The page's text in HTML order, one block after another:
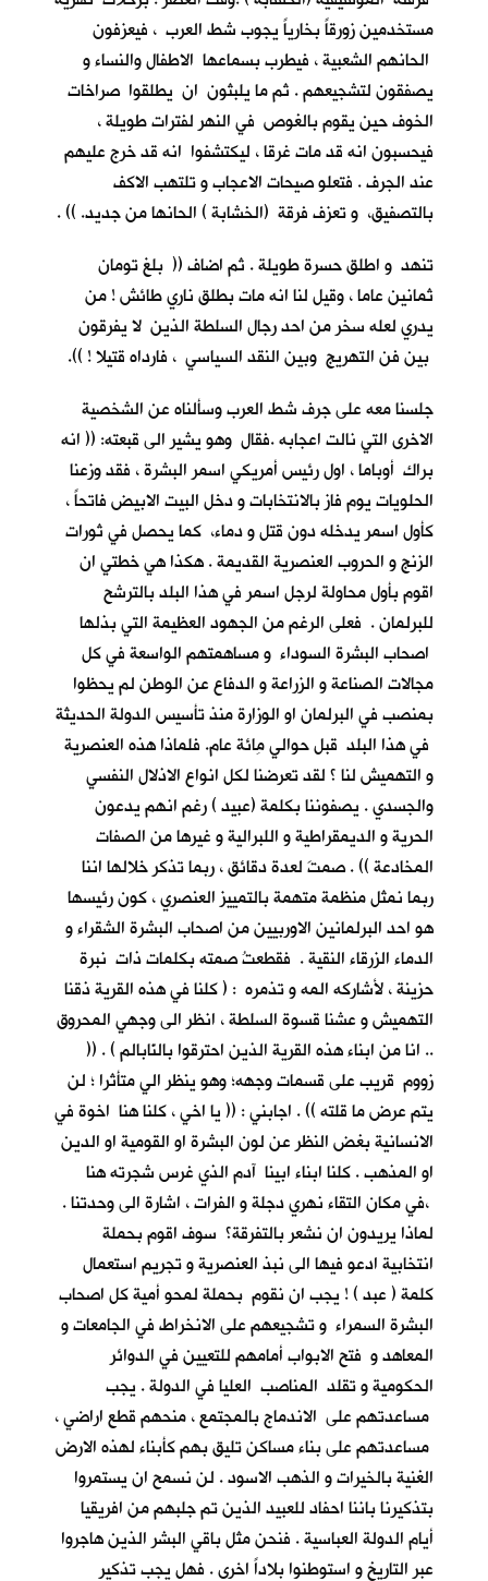
مستخدمين زورقاً بخارياً يجوب شط العرب ، فيعزفون
الحانهم الشعبية ، فيطرب بسماعها الاطفال والنساء و
يصفقون لتشجيعهم . ثم ما يلبثون ان يطلقوا صراخات
الخوف حين يقوم بالغوص في النهر لفترات طويلة ،
فيحسبون انه قد مات غرقا ، ليكتشفوا انه قد خرج عليهم
عند الجرف . فتعلو صيحات الاعجاب و تلتهب الاكف
بالتصفيق، و تعزف فرقة (الخشابة ) الحانها من جديد. )) .
تنهد و اطلق حسرة طويلة . ثم اضاف (( بلغ تومان
ثمانين عاما ، وقيل لنا انه مات بطلق ناري طائش ! من
يدري لعله سخر من احد رجال السلطة الذين لا يفرقون
بين فن التهريج وبين النقد السياسي ، فارداه قتيلا ! )).
جلسنا معه على جرف شط العرب وسألناه عن الشخصية
الاخرى التي نالت اعجابه .فقال وهو يشير الى قبعته: (( انه
براك أوباما ، اول رئيس أمريكي اسمر البشرة ، فقد وزعنا
الحلويات يوم فاز بالانتخابات و دخل البيت الابيض فاتحاً ،
كأول اسمر يدخله دون قتل و دماء، كما يحصل في ثورات
الزنج و الحروب العنصرية القديمة . هكذا هي خطتي ان
اقوم بأول محاولة لرجل اسمر في هذا البلد بالترشح
للبرلمان . فعلى الرغم من الجهود العظيمة التي بذلها
اصحاب البشرة السوداء و مساهمتهم الواسعة في كل
مجالات الصناعة و الزراعة و الدفاع عن الوطن لم يحظوا
بمنصب في البرلمان او الوزارة منذ تأسيس الدولة الحديثة
في هذا البلد قبل حوالي مِائة عام. فلماذا هذه العنصرية
و التهميش لنا ؟ لقد تعرضنا لكل انواع الاذلال النفسي
والجسدي . يصفوننا بكلمة (عبيد ) رغم انهم يدعون
الحرية و الديمقراطية و اللبرالية و غيرها من الصفات
المخادعة )) . صمتَ لعدة دقائق ، ربما تذكر خلالها اننا
ربما نمثل منظمة متهمة بالتمييز العنصري ، كون رئيسها
هو احد البرلمانين الاوربيين من اصحاب البشرة الشقراء و
الدماء الزرقاء النقية . فقطعتُ صمته بكلمات ذات نبرة
حزينة ، لأشاركه المه و تذمره : ( كلنا في هذه القرية ذقنا
التهميش و عشنا قسوة السلطة ، انظر الى وجهي المحروق
.. انا من ابناء هذه القرية الذين احترقوا بالنّابالم ) . ((
زووم قريب على قسمات وجهه؛ وهو ينظر الي متأثرا ؛ لن
يتم عرض ما قلته )) . اجابني : (( يا اخي ، كلنا هنا اخوة في
الانسانية بغض النظر عن لون البشرة او القومية او الدين
او المذهب . كلنا ابناء ابينا آدم الذي غرس شجرته هنا
،في مكان التقاء نهري دجلة و الفرات ، اشارة الى وحدتنا .
لماذا يريدون ان نشعر بالتفرقة؟ سوف اقوم بحملة
انتخابية ادعو فيها الى نبذ العنصرية و تجريم استعمال
كلمة ( عبد ) ! يجب ان نقوم بحملة لمحو أمية كل اصحاب
البشرة السمراء و تشجيعهم على الانخراط في الجامعات و
المعاهد و فتح الابواب أمامهم للتعيين في الدوائر
الحكومية و تقلد المناصب العليا في الدولة . يجب
مساعدتهم على الاندماج بالمجتمع ، منحهم قطع اراضي ،
مساعدتهم على بناء مساكن تليق بهم كأبناء لهذه الارض
الغنية بالخيرات و الذهب الاسود . لن نسمح ان يستمروا
بتذكيرنا باننا احفاد للعبيد الذين تم جلبهم من افريقيا
أيام الدولة العباسية . فنحن مثل باقي البشر الذين هاجروا
عبر التاريخ و استوطنوا بلاداً اخرى . فهل يجب تذكير